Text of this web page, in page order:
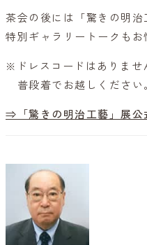
茶会の後には「驚きの明治
特別ギャラリートークもお
※ドレスコードはありませ
普段着でお越しください
⇒「驚きの明治工藝」展公